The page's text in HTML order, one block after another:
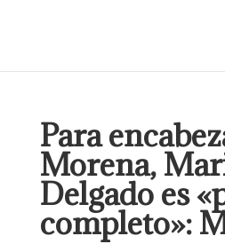
Para
Morena,
Delgado es
completo»: